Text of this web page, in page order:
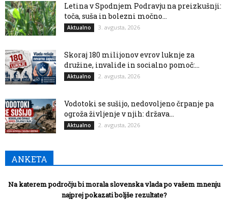
Letina v Spodnjem Podravju na preizkušnji:
toča, suša in bolezni močno...
Aktualno 3. avgusta, 2026
Skoraj 180 milijonov evrov luknje za
družine, invalide in socialno pomoč:...
Aktualno 2. avgusta, 2026
Vodotoki se sušijo, nedovoljeno črpanje pa
ogroža življenje v njih: država...
Aktualno 2. avgusta, 2026
ANKETA
Na katerem področju bi morala slovenska vlada po vašem mnenju
najprej pokazati boljše rezultate?